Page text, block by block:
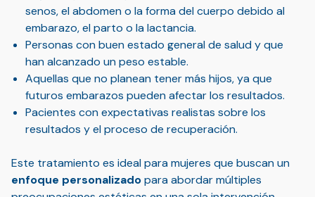
senos, el abdomen o la forma del cuerpo debido al
embarazo, el parto o la lactancia.
Personas con buen estado general de salud y que
han alcanzado un peso estable.
Aquellas que no planean tener más hijos, ya que
futuros embarazos pueden afectar los resultados.
Pacientes con expectativas realistas sobre los
resultados y el proceso de recuperación.
Este tratamiento es ideal para mujeres que buscan un
enfoque personalizadopara abordar múltiples